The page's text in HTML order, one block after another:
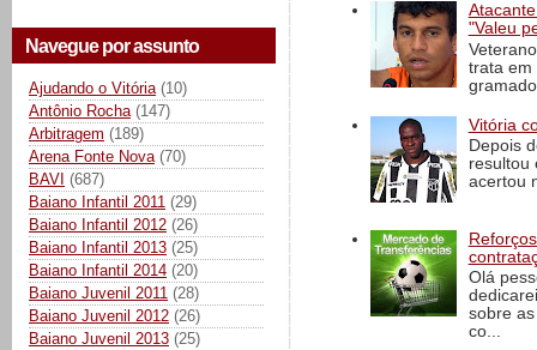
Navegue por assunto
Ajudando o Vitória (10)
Antônio Rocha (147)
Arbitragem (189)
Arena Fonte Nova (70)
BAVI (687)
Baiano Infantil 2011 (29)
Baiano Infantil 2012 (26)
Baiano Infantil 2013 (25)
Baiano Infantil 2014 (20)
Baiano Juvenil 2011 (28)
Baiano Juvenil 2012 (26)
Baiano Juvenil 2013 (25)
"Valeu
trata em
Vitória
Depois
resultou
acertou
Olá
sobre
co...